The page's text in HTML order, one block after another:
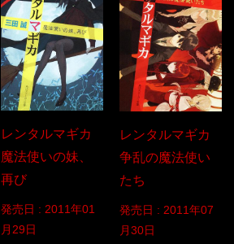
レンタルマギカ
魔法使いの妹、
再び
発売日 : 2011年01
月29日
レンタルマギカ
争乱の魔法使い
たち
発売日 : 2011年07
月30日